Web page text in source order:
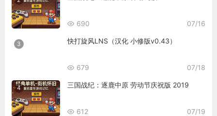
07/16
690
3 快打旋风LNS（汉化 小修版v0.43）
07/18
679
4 三国战纪：逐鹿中原 劳动节庆祝版 2019
07/19
612